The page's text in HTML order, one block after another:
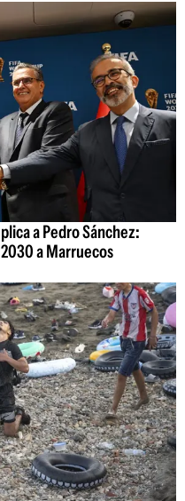
a Pedro Sánchez:
a Marruecos